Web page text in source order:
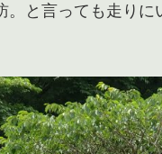
と言っても走り